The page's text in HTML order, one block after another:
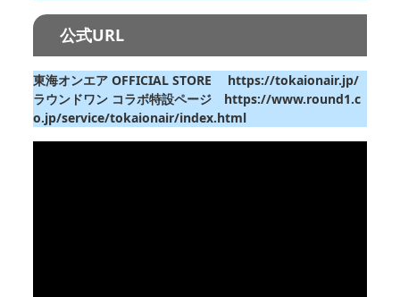
公式URL
東海オンエア OFFICIAL STORE https://tokaionair.jp/
ラウンドワン コラボ特設ページ https://www.round1.c
o.jp/service/tokaionair/index.html